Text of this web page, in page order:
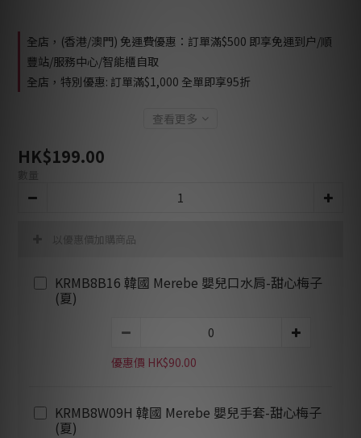
全店，(香港/澳門) 免運費優惠：訂單滿$500 即享免運到户/順
豐站/服務中心/智能櫃自取
全店，特別優惠: 訂單滿$1,000 全單即享95折
查看更多
HK$199.00
以優惠價加購商品
KRMB8B16 韓國 Merebe 嬰兒口水肩-甜心梅子
(夏)
優惠價 HK$90.00
KRMB8W09H 韓國 Merebe 嬰兒手套-甜心梅子
(夏)